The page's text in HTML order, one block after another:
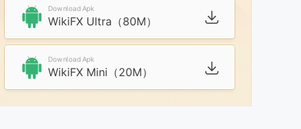
Download Apk
WikiFX Ultra（80M）
Download Apk
WikiFX Mini（20M）